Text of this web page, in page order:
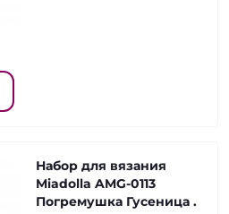
Набор для вязания
Miadolla AMG-0113
Погремушка Гусеница .